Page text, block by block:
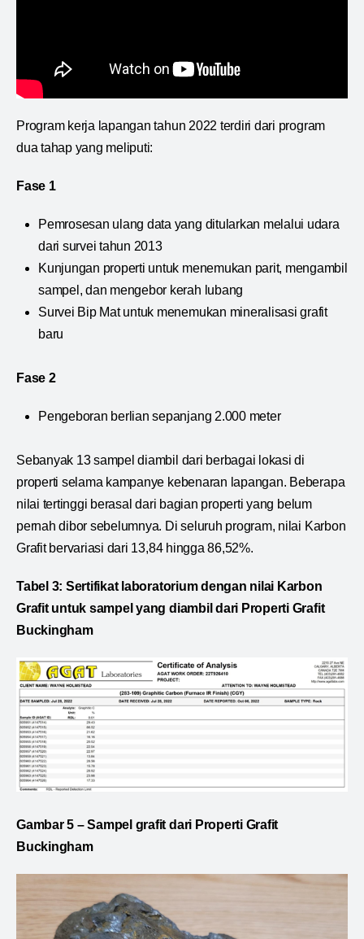
Program kerja lapangan tahun 2022 terdiri dari program
dua tahap yang meliputi:
Fase 1
Pemrosesan ulang data yang ditularkan melalui udara
dari survei tahun 2013
Kunjungan properti untuk menemukan parit, mengambil
sampel, dan mengebor kerah lubang
Survei Bip Mat untuk menemukan mineralisasi grafit
baru
Fase 2
Pengeboran berlian sepanjang 2.000 meter
Sebanyak 13 sampel diambil dari berbagai lokasi di
properti selama kampanye kebenaran lapangan. Beberapa
nilai tertinggi berasal dari bagian properti yang belum
pernah dibor sebelumnya. Di seluruh program, nilai Karbon
Grafit bervariasi dari 13,84 hingga 86,52%.
Tabel 3: Sertifikat laboratorium dengan nilai Karbon
Grafit untuk sampel yang diambil dari Properti Grafit
Buckingham
Gambar 5 – Sampel grafit dari Properti Grafit
Buckingham